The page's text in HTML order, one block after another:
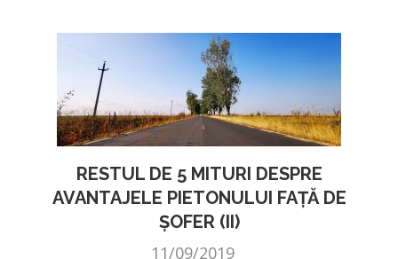
RESTUL DE 5 MITURI DESPRE
AVANTAJELE PIETONULUI FAȚĂ DE
ȘOFER (II)
11/09/2019